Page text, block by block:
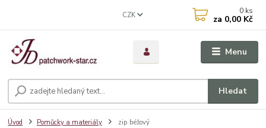
Menu
CZK
Hledat
0 ks
za 0,00 Kč
Úvod Pomůcky a materiály zip béžový